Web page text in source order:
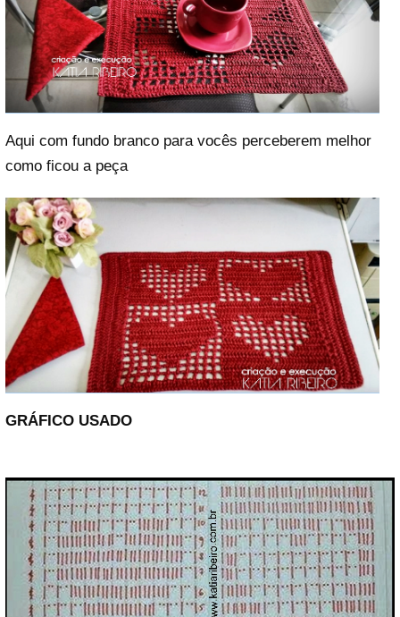
Aqui com fundo branco para vocês perceberem melhor
como ficou a peça
GRÁFICO USADO